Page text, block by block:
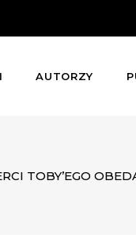
AUTORZY
TOBY’EGO